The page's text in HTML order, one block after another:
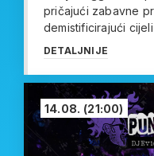
pričajući zabavne
demistificirajući
DETALJNIJE
14.08. (21:00)